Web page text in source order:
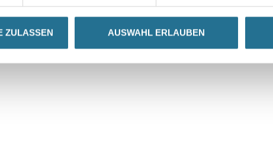
ZULASSEN AUSWAHL ERLAUBEN